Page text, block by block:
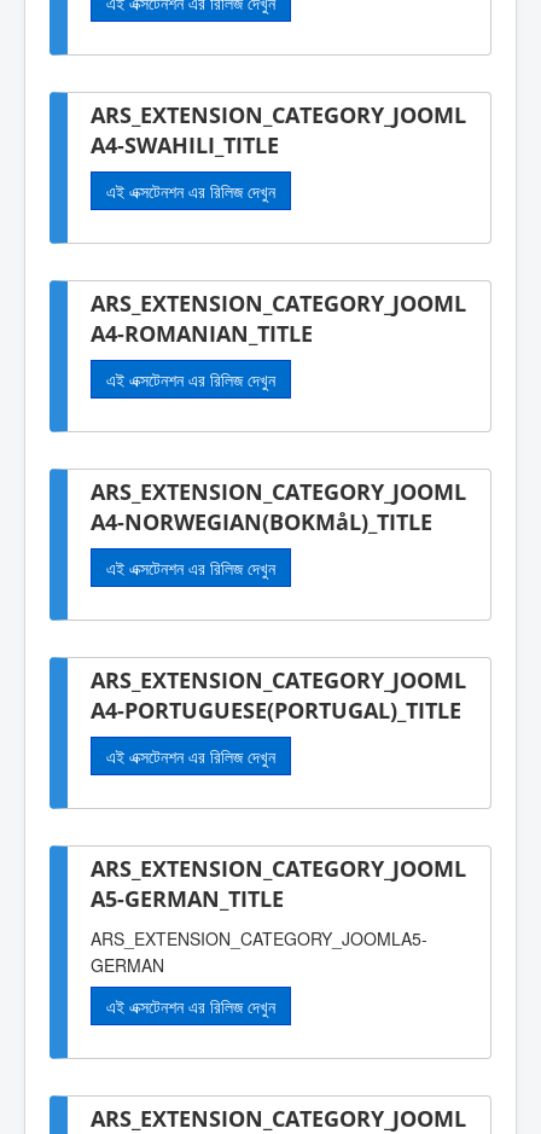
ARS_EXTENSION_CATEGORY_JOOML
A4-SWAHILI_TITLE
এই এক্সটেনশন এর রিলিজ দেখুন
ARS_EXTENSION_CATEGORY_JOOML
A4-ROMANIAN_TITLE
এই এক্সটেনশন এর রিলিজ দেখুন
ARS_EXTENSION_CATEGORY_JOOML
A4-NORWEGIAN(BOKMåL)_TITLE
এই এক্সটেনশন এর রিলিজ দেখুন
ARS_EXTENSION_CATEGORY_JOOML
A4-PORTUGUESE(PORTUGAL)_TITLE
এই এক্সটেনশন এর রিলিজ দেখুন
ARS_EXTENSION_CATEGORY_JOOML
A5-GERMAN_TITLE
ARS_EXTENSION_CATEGORY_JOOMLA5-
GERMAN
এই এক্সটেনশন এর রিলিজ দেখুন
ARS_EXTENSION_CATEGORY_JOOML